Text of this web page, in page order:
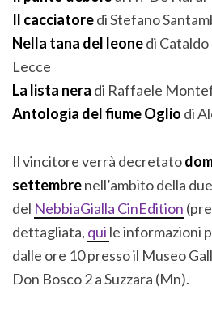
Il cacciatoredi Stefano
Nella tana del leonedi
Lecce
La lista nera di Raffaele
Antologia del fiume Oglio di
Il vincitore verrà decretato
settembrenell’ambito della
del NebbiaGialla CinEdition
dettagliata, qui le informazioni
dalle ore 10 presso il Museo
Don Bosco 2 a Suzzara (Mn).